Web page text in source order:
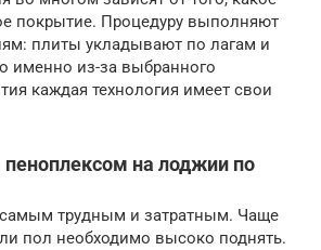
покрытие. Процедуру выполняют
плиты укладывают по лагам и
именно из-за выбранного
каждая технология имеет свои
пеноплексом на лоджии по
самым трудным и затратным. Чаще
пол необходимо высоко поднять.